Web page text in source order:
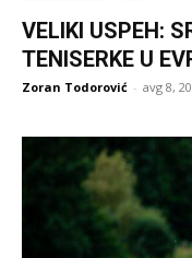
VELIKI USPEH:
TENISERKE U
Zoran Todorović - avg 8,